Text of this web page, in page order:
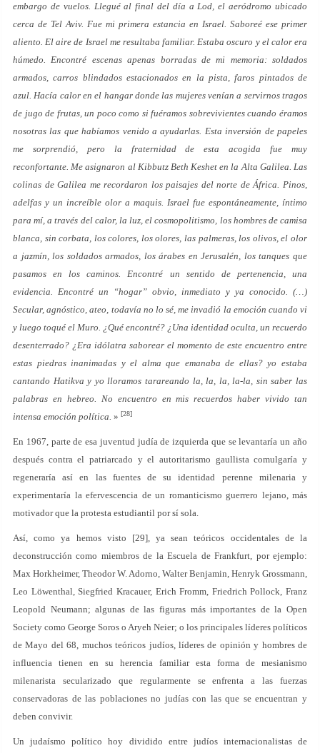
embargo de vuelos. Llegué al final del día a Lod, el aeródromo ubicado
cerca de Tel Aviv. Fue mi primera estancia en Israel. Saboreé ese primer
aliento. El aire de Israel me resultaba familiar. Estaba oscuro y el calor era
húmedo. Encontré escenas apenas borradas de mi memoria: soldados
armados, carros blindados estacionados en la pista, faros pintados de
azul. Hacía calor en el hangar donde las mujeres venían a servirnos tragos
de jugo de frutas, un poco como si fuéramos sobrevivientes cuando éramos
nosotras las que habíamos venido a ayudarlas. Esta inversión de papeles
me sorprendió, pero la fraternidad de esta acogida fue muy
reconfortante. Me asignaron al Kibbutz Beth Keshet en la Alta Galilea. Las
colinas de Galilea me recordaron los paisajes del norte de África. Pinos,
adelfas y un increíble olor a maquis. Israel fue espontáneamente, íntimo
para mí, a través del calor, la luz, el cosmopolitismo, los hombres de camisa
blanca, sin corbata, los colores, los olores, las palmeras, los olivos, el olor
a jazmín, los soldados armados, los árabes en Jerusalén, los tanques que
pasamos en los caminos. Encontré un sentido de pertenencia, una
evidencia. Encontré un “hogar” obvio, inmediato y ya conocido. (…)
Secular, agnóstico, ateo, todavía no lo sé, me invadió la emoción cuando vi
y luego toqué el Muro. ¿Qué encontré? ¿Una identidad oculta, un recuerdo
desenterrado? ¿Era idólatra saborear el momento de este encuentro entre
estas piedras inanimadas y el alma que emanaba de ellas? yo estaba
cantando Hatikva y yo lloramos tarareando la, la, la, la-la, sin saber las
palabras en hebreo. No encuentro en mis recuerdos haber vivido tan
intensa emoción política. » [28]
En 1967, parte de esa juventud judía de izquierda que se levantaría un año
después contra el patriarcado y el autoritarismo gaullista comulgaría y
regeneraría así en las fuentes de su identidad perenne milenaria y
experimentaría la efervescencia de un romanticismo guerrero lejano, más
motivador que la protesta estudiantil por sí sola.
Así, como ya hemos visto [29], ya sean teóricos occidentales de la
deconstrucción como miembros de la Escuela de Frankfurt, por ejemplo:
Max Horkheimer, Theodor W. Adorno, Walter Benjamin, Henryk Grossmann,
Leo Löwenthal, Siegfried Kracauer, Erich Fromm, Friedrich Pollock, Franz
Leopold Neumann; algunas de las figuras más importantes de la Open
Society como George Soros o Aryeh Neier; o los principales líderes políticos
de Mayo del 68, muchos teóricos judíos, líderes de opinión y hombres de
influencia tienen en su herencia familiar esta forma de mesianismo
milenarista secularizado que regularmente se enfrenta a las fuerzas
conservadoras de las poblaciones no judías con las que se encuentran y
deben convivir.
Un judaísmo político hoy dividido entre judíos internacionalistas de